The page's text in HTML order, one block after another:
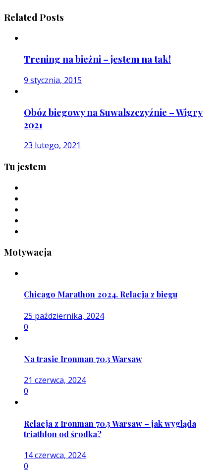
Related Posts
Trening na bieżni – jestem na tak!
9 stycznia, 2015
Obóz biegowy na Suwalszczyźnie – Wigry
2021
23 lutego, 2021
Tu jestem
Motywacja
Chicago Marathon 2024. Relacja z biegu
25 października, 2024
0
Na trasie Ironman 70.3 Warsaw
21 czerwca, 2024
0
Relacja z Ironman 70.3 Warsaw – jak wygląda
triathlon od środka?
14 czerwca, 2024
0